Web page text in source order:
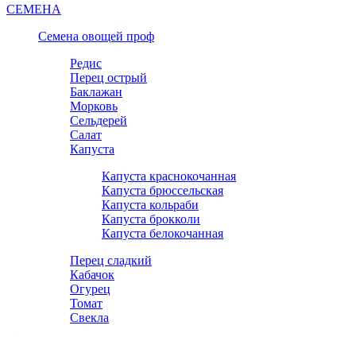
СЕМЕНА
Семена овощей проф
Редис
Перец острый
Баклажан
Морковь
Сельдерей
Салат
Капуста
Капуста краснокочанная
Капуста брюссельская
Капуста кольраби
Капуста брокколи
Капуста белокочанная
Перец сладкий
Кабачок
Огурец
Томат
Свекла